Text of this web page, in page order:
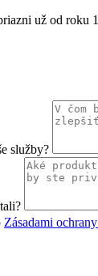
už od
služby?
Zásadami